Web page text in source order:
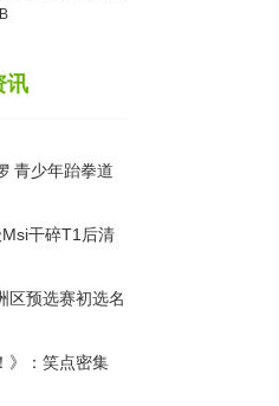
讯
青少年跆拳道
干碎T1后清
区预选赛初选名
》：笑点密集